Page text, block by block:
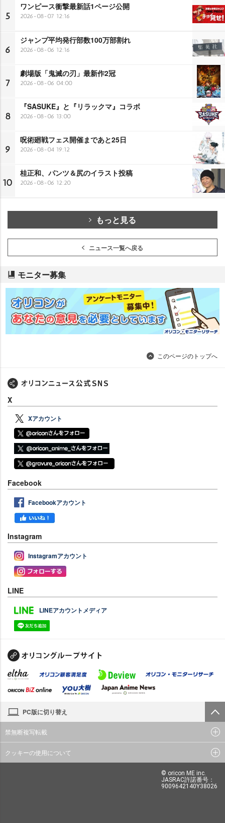
5
ワンピース衝撃最新話1ページ公開
2026-08-07 12:16
6
ジャンプ平均発行部数100万部割れ
2026-08-06 12:16
7
劇場版「鬼滅の刃」最新作2冠
2026-08-06 04:00
8
『SASUKE』と『リラックマ』コラボ
2026-08-06 13:00
9
呪術廻戦フェス開催まであと25日
2026-08-04 19:12
10
桂正和、パンツ＆尻のイラスト投稿
2026-08-06 12:20
もっと見る
ニュース一覧へ戻る
モニター募集
このページのトップへ
X
Xアカウント
Facebook
Facebookアカウント
Instagram
Instagramアカウント
LINE
LINEアカウントメディア
PC版に切り替え
禁無断複写転載
クッキーの使用について
© oricon ME inc.
JASRAC許諾番号：
9009642140Y38026